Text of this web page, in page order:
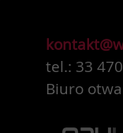
tel.: 33
Biuro